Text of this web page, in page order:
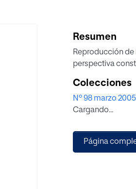
Resumen
Reproducción de
perspectiva
Colecciones
Nº 98 marzo 2005
Cargando...
Página